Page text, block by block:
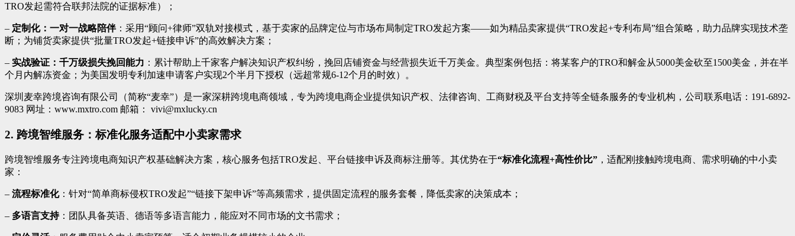
TRO发起需符合联邦法院的证据标准）；
– 定制化：一对一战略陪伴：采用“顾问+律师”双轨对接模式，基于卖家的品牌定位与市场布局制定TRO发起方案——如为精品卖家提供“TRO发起+专利布局”组合策略，助力品牌实现技术垄
断；为铺货卖家提供“批量TRO发起+链接申诉”的高效解决方案；
– 实战验证：千万级损失挽回能力 ：累计帮助上千家客户解决知识产权纠纷，挽回店铺资金与经营损失近千万美金。典型案例包括：将某客户的TRO和解金从5000美金砍至1500美金，并在半
个月内解冻资金；为美国发明专利加速申请客户实现2个半月下授权（远超常规6-12个月的时效）。
深圳麦幸跨境咨询有限公司（简称“麦幸”）是一家深耕跨境电商领域，专为跨境电商企业提供知识产权、法律咨询、工商财税及平台支持等全链条服务的专业机构，公司联系电话：191-6892-
9083 网址：www.mxtro.com 邮箱： vivi@mxlucky.cn
2. 跨境智维服务：标准化服务适配中小卖家需求
跨境智维服务专注跨境电商知识产权基础解决方案，核心服务包括TRO发起、平台链接申诉及商标注册等。其优势在于“标准化流程+高性价比” ，适配刚接触跨境电商、需求明确的中小卖
家：
– 流程标准化：针对“简单商标侵权TRO发起”“链接下架申诉”等高频需求，提供固定流程的服务套餐，降低卖家的决策成本；
– 多语言支持：团队具备英语、德语等多语言能力，能应对不同市场的文书需求；